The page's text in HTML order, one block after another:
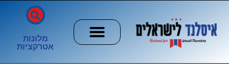
מלונות
אטרקציות